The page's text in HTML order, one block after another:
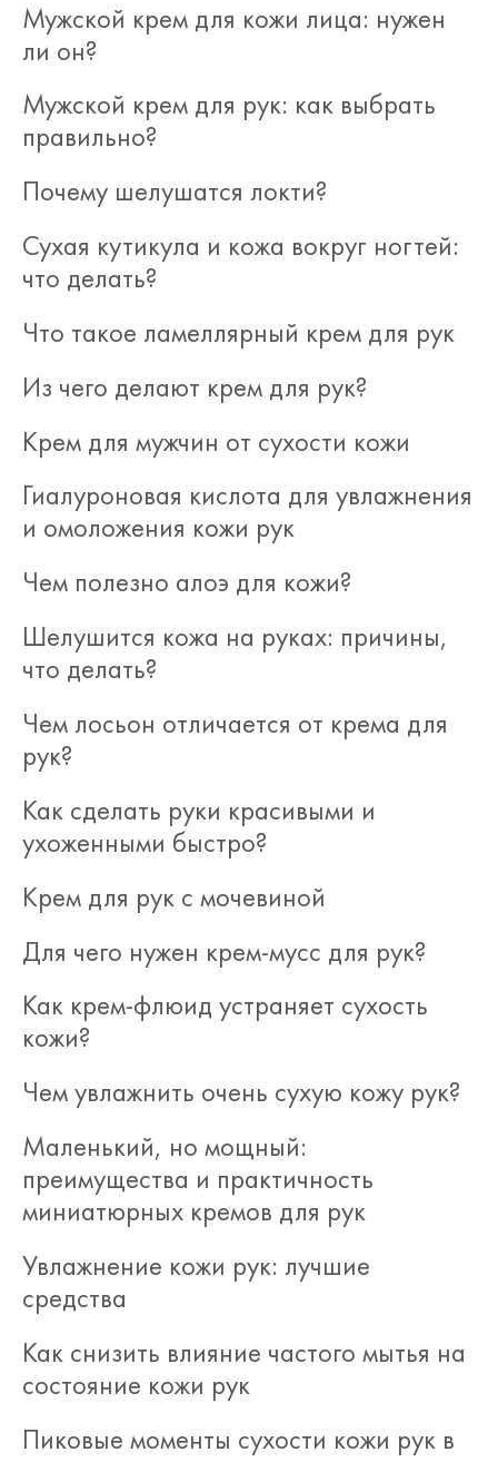
Мужской крем для кожи лица: нужен
ли он?
Мужской крем для рук: как выбрать
правильно?
Почему шелушатся локти?
Сухая кутикула и кожа вокруг ногтей:
что делать?
Что такое ламеллярный крем для рук
Из чего делают крем для рук?
Крем для мужчин от сухости кожи
Гиалуроновая кислота для увлажнения
и омоложения кожи рук
Чем полезно алоэ для кожи?
Шелушится кожа на руках: причины,
что делать?
Чем лосьон отличается от крема для
рук?
Как сделать руки красивыми и
ухоженными быстро?
Крем для рук с мочевиной
Для чего нужен крем-мусс для рук?
Как крем-флюид устраняет сухость
кожи?
Чем увлажнить очень сухую кожу рук?
Маленький, но мощный:
преимущества и практичность
миниатюрных кремов для рук
Увлажнение кожи рук: лучшие
средства
Как снизить влияние частого мытья на
состояние кожи рук
Пиковые моменты сухости кожи рук в